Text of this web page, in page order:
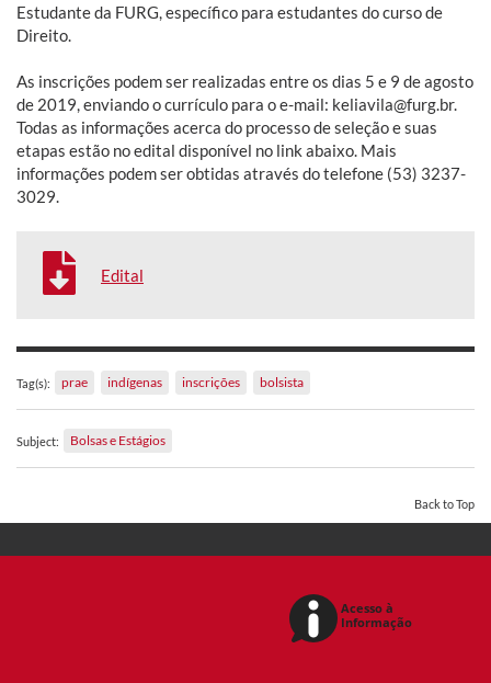
Estudante da FURG, específico para estudantes do curso de
Direito.
As inscrições podem ser realizadas entre os dias 5 e 9 de agosto
de 2019, enviando o currículo para o e-mail: keliavila@furg.br.
Todas as informações acerca do processo de seleção e suas
etapas estão no edital disponível no link abaixo. Mais
informações podem ser obtidas através do telefone (53) 3237-
3029.
Edital
Tag(s): prae indígenas inscrições bolsista
Subject: Bolsas e Estágios
Back to Top